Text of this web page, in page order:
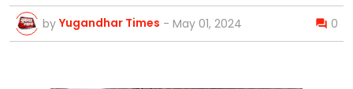
by Yugandhar Times - May 01, 2024 0